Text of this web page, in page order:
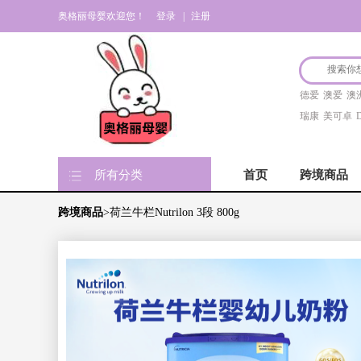
奥格丽母婴欢迎您！ 登录 注册
德爱 澳爱 澳
瑞康 美可卓
所有分类 首页 跨境商品
跨境商品>荷兰牛栏Nutrilon 3段 800g